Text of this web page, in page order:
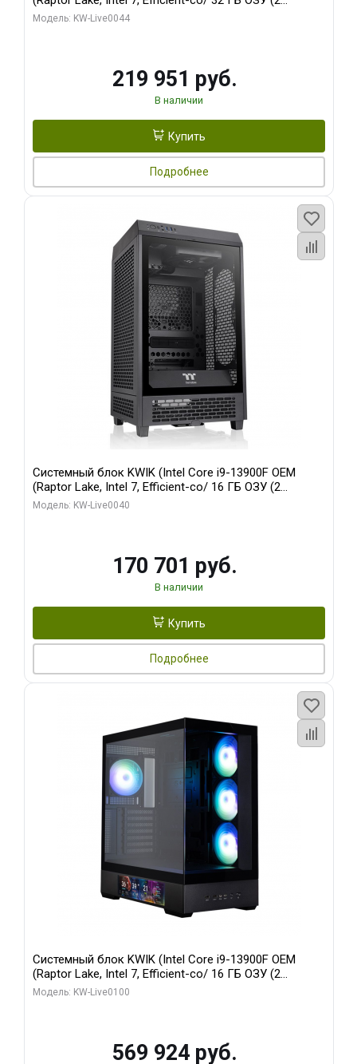
модуля)/ Gigabyte RTX5070Ti AERO OC 16GB GDDR7
Модель: KW-Live0044
219 951 руб.
В наличии
Купить
Подробнее
Системный блок KWIK (Intel Core i9-13900F OEM
(Raptor Lake, Intel 7, Efficient-co/ 16 ГБ ОЗУ (2
модуля)/ Gigabyte RTX5070 GAMING OC 12GB GDDR7
Модель: KW-Live0040
170 701 руб.
В наличии
Купить
Подробнее
Системный блок KWIK (Intel Core i9-13900F OEM
(Raptor Lake, Intel 7, Efficient-co/ 16 ГБ ОЗУ (2
модуля)/ Afox RTX4090 24GB GDDR6X 384-Bit 3xDP
Модель: KW-Live0100
569 924 руб.